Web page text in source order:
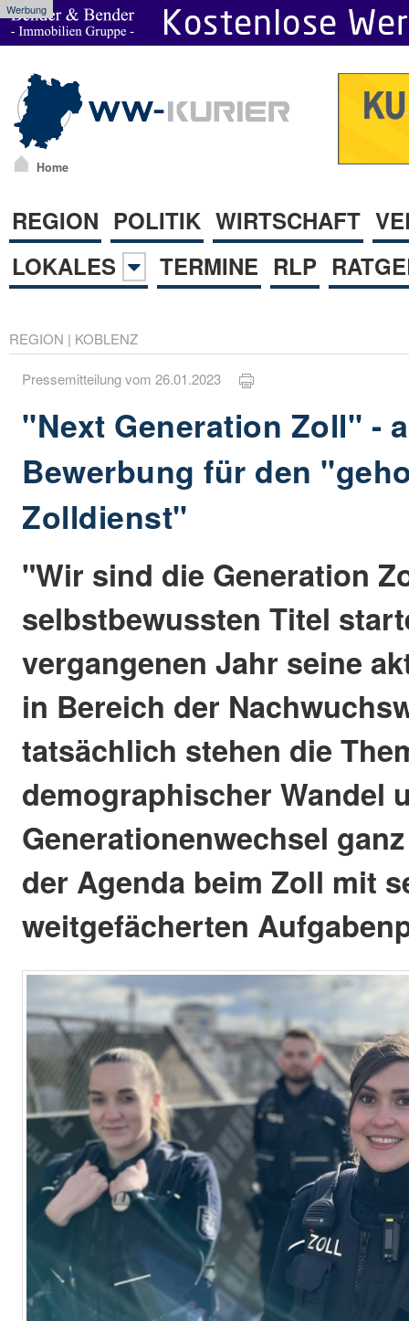
Werbung
Home
REGION POLITIK WIRTSCHAFT
LOKALES
TERMINE RLP
REGION | KOBLENZ
Pressemitteilung vom 26.01.2023
"Next Generation Zoll" -
Bewerbung für den
Zolldienst"
"Wir sind die Generation
selbstbewussten Titel
vergangenen Jahr seine
in Bereich der
tatsächlich stehen die
demographischer Wandel
Generationenwechsel
der Agenda beim Zoll mit
weitgefächerten